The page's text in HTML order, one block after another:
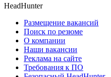
HeadHunter
Размещение вакансий
Поиск по резюме
О компании
Наши вакансии
Реклама на сайте
Требования к ПО